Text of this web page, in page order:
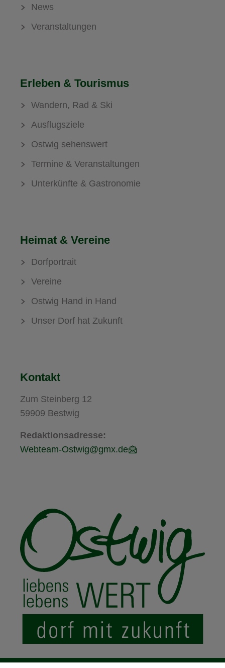
News
Veranstaltungen
Erleben & Tourismus
Wandern, Rad & Ski
Ausflugsziele
Ostwig sehenswert
Termine & Veranstaltungen
Unterkünfte & Gastronomie
Heimat & Vereine
Dorfportrait
Vereine
Ostwig Hand in Hand
Unser Dorf hat Zukunft
Kontakt
Zum Steinberg 12
59909 Bestwig
Redaktionsadresse:
Webteam-Ostwig@gmx.de